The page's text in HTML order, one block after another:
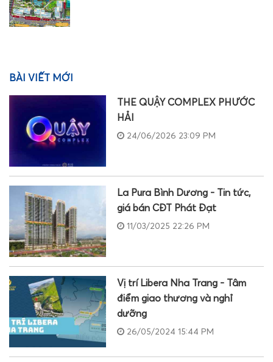
BÀI VIẾT MỚI
THE QUẬY COMPLEX PHƯỚC
HẢI
24/06/2026 23:09 PM
La Pura Bình Dương - Tin tức,
giá bán CĐT Phát Đạt
11/03/2025 22:26 PM
Vị trí Libera Nha Trang - Tâm
điểm giao thương và nghỉ
dưỡng
26/05/2024 15:44 PM